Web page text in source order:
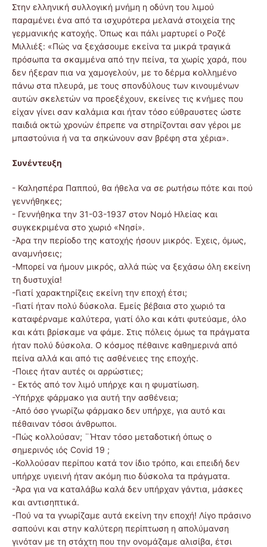
Στην ελληνική συλλογική μνήμη η οδύνη του λιμού
παραμένει ένα από τα ισχυρότερα μελανά στοιχεία της
γερμανικής κατοχής. Όπως και πάλι μαρτυρεί ο Ροζέ
Μιλλιέξ: «Πώς να ξεχάσουμε εκείνα τα μικρά τραγικά
πρόσωπα τα σκαμμένα από την πείνα, τα χωρίς χαρά, που
δεν ήξεραν πια να χαμογελούν, με το δέρμα κολλημένο
πάνω στα πλευρά, με τους σπονδύλους των κινουμένων
αυτών σκελετών να προεξέχουν, εκείνες τις κνήμες που
είχαν γίνει σαν καλάμια και ήταν τόσο εύθραυστες ώστε
παιδιά οκτώ χρονών έπρεπε να στηρίζονται σαν γέροι με
μπαστούνια ή να τα σηκώνουν σαν βρέφη στα χέρια».
Συνέντευξη
- Καλησπέρα Παππού, θα ήθελα να σε ρωτήσω πότε και πού
γεννήθηκες;
- Γεννήθηκα την 31-03-1937 στον Νομό Ηλείας και
συγκεκριμένα στο χωριό «Νησί».
-Άρα την περίοδο της κατοχής ήσουν μικρός. Έχεις, όμως,
αναμνήσεις;
-Μπορεί να ήμουν μικρός, αλλά πώς να ξεχάσω όλη εκείνη
τη δυστυχία!
-Γιατί χαρακτηρίζεις εκείνη την εποχή έτσι;
-Γιατί ήταν πολύ δύσκολα. Εμείς βέβαια στο χωριό τα
καταφέρναμε καλύτερα, γιατί όλο και κάτι φυτεύαμε, όλο
και κάτι βρίσκαμε να φάμε. Στις πόλεις όμως τα πράγματα
ήταν πολύ δύσκολα. Ο κόσμος πέθαινε καθημερινά από
πείνα αλλά και από τις ασθένειες της εποχής.
-Ποιες ήταν αυτές οι αρρώστιες;
- Εκτός από τον λιμό υπήρχε και η φυματίωση.
-Υπήρχε φάρμακο για αυτή την ασθένεια;
-Από όσο γνωρίζω φάρμακο δεν υπήρχε, για αυτό και
πέθαιναν τόσοι άνθρωποι.
-Πώς κολλούσαν; ¨Ήταν τόσο μεταδοτική όπως ο
σημερινός ιός Covid 19 ;
-Κολλούσαν περίπου κατά τον ίδιο τρόπο, και επειδή δεν
υπήρχε υγιεινή ήταν ακόμη πιο δύσκολα τα πράγματα.
-Άρα για να καταλάβω καλά δεν υπήρχαν γάντια, μάσκες
και αντισηπτικά.
-Πού να τα γνωρίζαμε αυτά εκείνη την εποχή! Λίγο πράσινο
σαπούνι και στην καλύτερη περίπτωση η απολύμανση
γινόταν με τη στάχτη που την ονομάζαμε αλισίβα, έτσι